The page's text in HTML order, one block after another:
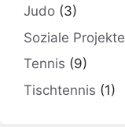
Judo (3)
Soziale Projekte
Tennis (9)
Tischtennis (1)